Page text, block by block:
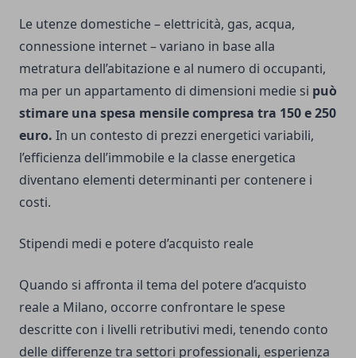
Le utenze domestiche – elettricità, gas, acqua,
connessione internet – variano in base alla
metratura dell’abitazione e al numero di occupanti,
ma per un appartamento di dimensioni medie si può
stimare una spesa mensile compresa tra 150 e 250
euro. In un contesto di prezzi energetici variabili,
l’efficienza dell’immobile e la classe energetica
diventano elementi determinanti per contenere i
costi.
Stipendi medi e potere d’acquisto reale
Quando si affronta il tema del potere d’acquisto
reale a Milano, occorre confrontare le spese
descritte con i livelli retributivi medi, tenendo conto
delle differenze tra settori professionali, esperienza